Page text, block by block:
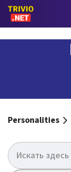
Personalities